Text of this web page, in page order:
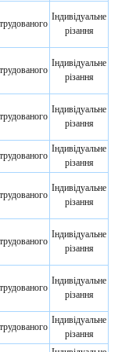
Індивідуальне
різання
Індивідуальне
різання
Індивідуальне
різання
Індивідуальне
різання
Індивідуальне
різання
Індивідуальне
різання
Індивідуальне
різання
Індивідуальне
різання